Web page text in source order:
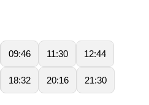
09:46 11:30 12:44
18:32 20:16 21:30